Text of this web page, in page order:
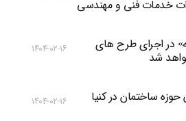
خدمات فنی و مهندسی
در اجرای طرح های
شد
۱۴۰۴-۰۲-۱۶
ساختمان در کنیا
۱۴۰۴-۰۲-۱۶